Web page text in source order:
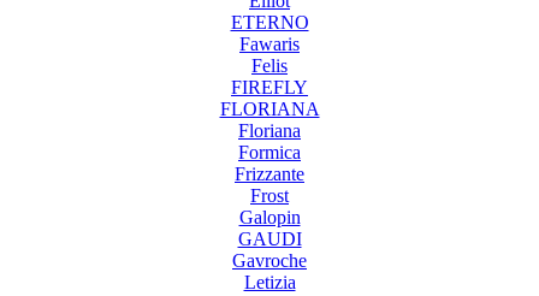
ETERNO
Fawaris
Felis
FIREFLY
FLORIANA
Floriana
Formica
Frizzante
Frost
Galopin
GAUDI
Gavroche
Letizia